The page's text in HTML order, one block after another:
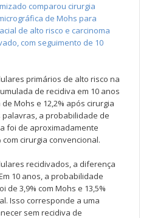
comparou cirurgia
de Mohs para
de alto risco e carcinoma
com seguimento de 10
primários de alto risco na
de recidiva em 10 anos
Mohs e 12,2% após cirurgia
palavras, a probabilidade de
foi de aproximadamente
com cirurgia convencional.
recidivados, a diferença
10 anos, a probabilidade
de 3,9% com Mohs e 13,5%
Isso corresponde a uma
sem recidiva de